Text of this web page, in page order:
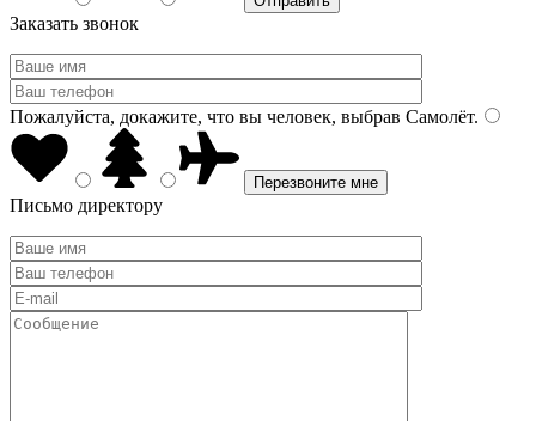
Заказать звонок
Пожалуйста, докажите, что вы человек, выбрав Самолёт.
Письмо директору